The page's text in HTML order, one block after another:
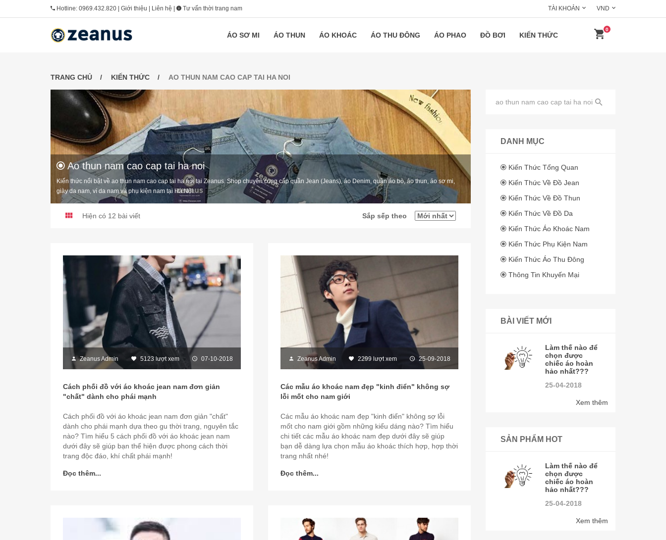
Hotline: 0969.432.820 Giới thiệu Liên hệ Tư vấn thời trang nam TÀI KHOẢN VND
ÁO SƠ MI ÁO THUN ÁO KHOÁC ÁO THU ĐÔNG ÁO PHAO ĐỒ BƠI KIẾN THỨC
0
TRANG CHỦ KIẾN THỨC AO THUN NAM CAO CAP TAI HA NOI
Ao thun nam cao cap tai ha noi
Kiến thức nổi bật về ao thun nam cao cap tai ha noi tại Zeanus. Shop chuyên cung cấp quần Jean (Jeans), áo Denim, quần áo bò, áo thun, áo sơ mi,
giày da nam, ví da nam và phụ kiện nam tại Hà Nội.
Hiện có 12 bài viết Sắp sếp theo
Zeanus Admin 5123 lượt xem 07-10-2018
Cách phối đồ với áo khoác jean nam đơn giản
"chất" dành cho phái mạnh
Cách phối đồ với áo khoác jean nam đơn giản "chất"
dành cho phái mạnh dựa theo gu thời trang, nguyên tắc
nào? Tìm hiểu 5 cách phối đồ với áo khoác jean nam
dưới đây sẽ giúp bạn thể hiện được phong cách thời
trang độc đáo, khí chất phái mạnh!
Đọc thêm...
Zeanus Admin 2299 lượt xem 25-09-2018
Các mẫu áo khoác nam đẹp "kinh điển" không sợ
lỗi mốt cho nam giới
Các mẫu áo khoác nam đẹp "kinh điển" không sợ lỗi
mốt cho nam giới gồm những kiểu dáng nào? Tìm hiểu
chi tiết các mẫu áo khoác nam đẹp dưới đây sẽ giúp
bạn dễ dàng lựa chọn mẫu áo khoác thích hợp, hợp thời
trang nhất nhé!
Đọc thêm...
DANH MỤC
Kiến Thức Tổng Quan
Kiến Thức Về Đồ Jean
Kiến Thức Về Đồ Thun
Kiến Thức Về Đồ Da
Kiến Thức Áo Khoác Nam
Kiến Thức Phụ Kiện Nam
Kiến Thức Áo Thu Đông
Thông Tin Khuyến Mại
BÀI VIẾT MỚI
Làm thế nào để
chọn được
chiếc áo hoàn
hảo nhất???
25-04-2018
Xem thêm
SẢN PHẨM HOT
Làm thế nào để
chọn được
chiếc áo hoàn
hảo nhất???
25-04-2018
Xem thêm